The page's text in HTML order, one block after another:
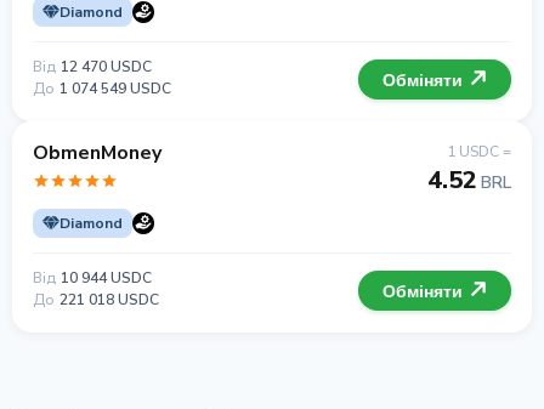
Diamond
Від 12 470 USDC
До 1 074 549 USDC Обміняти
ObmenMoney
Diamond
1 USDC =
4.52 BRL
Від 10 944 USDC
До 221 018 USDC Обміняти